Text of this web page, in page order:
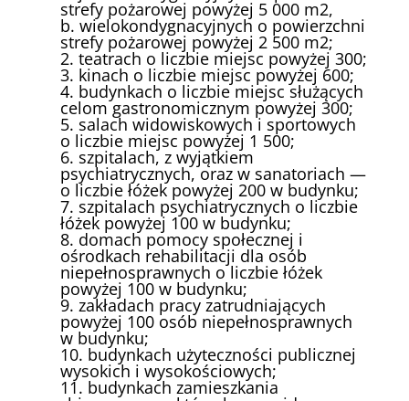
strefy pożarowej powyżej 5 000 m2,
b. wielokondygnacyjnych o powierzchni
strefy pożarowej powyżej 2 500 m2;
2. teatrach o liczbie miejsc powyżej 300;
3. kinach o liczbie miejsc powyżej 600;
4. budynkach o liczbie miejsc służących
celom gastronomicznym powyżej 300;
5. salach widowiskowych i sportowych
o liczbie miejsc powyżej 1 500;
6. szpitalach, z wyjątkiem
psychiatrycznych, oraz w sanatoriach —
o liczbie łóżek powyżej 200 w budynku;
7. szpitalach psychiatrycznych o liczbie
łóżek powyżej 100 w budynku;
8. domach pomocy społecznej i
ośrodkach rehabilitacji dla osób
niepełnosprawnych o liczbie łóżek
powyżej 100 w budynku;
9. zakładach pracy zatrudniających
powyżej 100 osób niepełnosprawnych
w budynku;
10. budynkach użyteczności publicznej
wysokich i wysokościowych;
11. budynkach zamieszkania